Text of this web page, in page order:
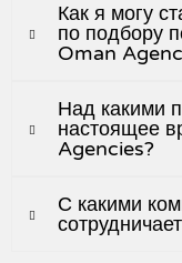
Как я могу
по подбору
Oman
Над какими
настоящее
Agencies?
С какими